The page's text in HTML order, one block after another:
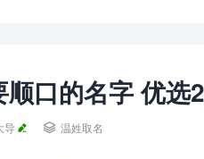
口的名字 优选
导  温姓取名